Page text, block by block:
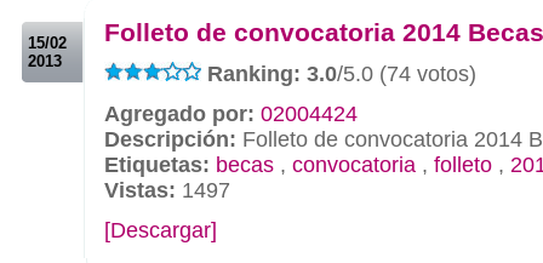
15/02
2013
Folleto de convocatoria 2014 Becas
Ranking: 3.0/5.0 (74 votos)
Agregado por: 02004424
Descripción: Folleto de convocatoria 2014
Etiquetas: becas , convocatoria , folleto ,
Vistas: 1497
[Descargar]